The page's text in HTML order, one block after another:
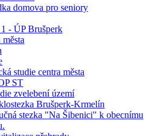
domova pro seniory
- ÚP Brušperk
studie centra města
ST
zvelebení území
Brušperk-Krmelín
stezka "Na Šibenici" k obecnímu